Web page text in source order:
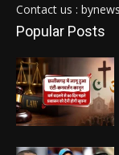
Contact us :
Popular Posts